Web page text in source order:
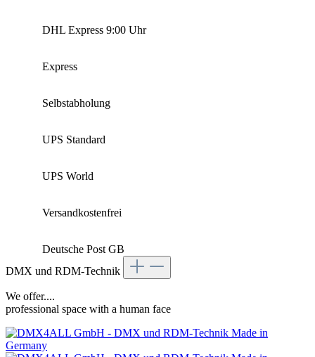
DHL Express 9:00 Uhr
Express
Selbstabholung
UPS Standard
UPS World
Versandkostenfrei
Deutsche Post GB
DMX und RDM-Technik
We offer....
professional space with a human face